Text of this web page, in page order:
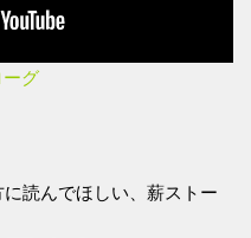
グ
読んでほしい、薪ストー